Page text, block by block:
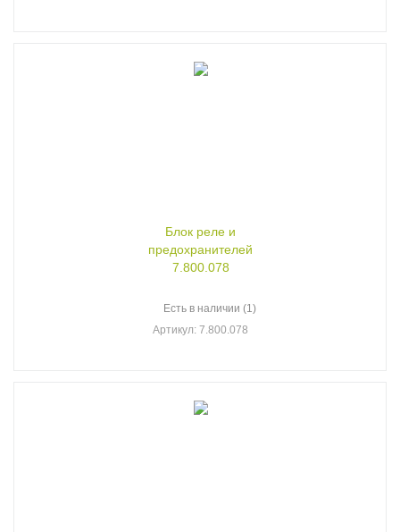
Блок реле и
предохранителей
7.800.078
Есть в наличии (1)
Артикул: 7.800.078